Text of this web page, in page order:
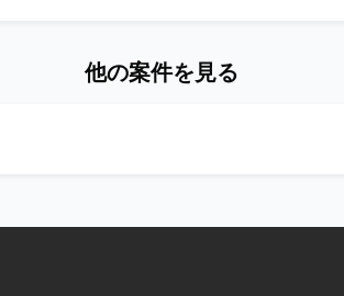
入プロジェクトの上流工程に深く関わることが
他の案件を見る